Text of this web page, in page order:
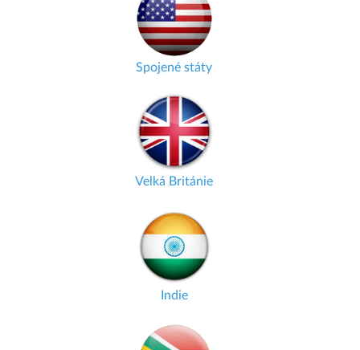
Spojené státy
Velká Británie
Indie